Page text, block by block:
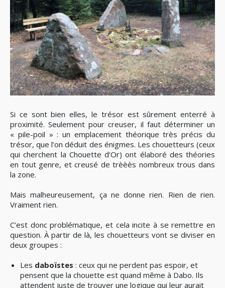
Si ce sont bien elles, le trésor est sûrement enterré à
proximité. Seulement pour creuser, il faut déterminer un
« pile-poil » : un emplacement théorique très précis du
trésor, que l’on déduit des énigmes. Les chouetteurs (ceux
qui cherchent la Chouette d’Or) ont élaboré des théories
en tout genre, et creusé de trèèès nombreux trous dans
la zone.
Mais malheureusement, ça ne donne rien. Rien de rien.
Vraiment rien.
C’est donc problématique, et cela incite à se remettre en
question. À partir de là, les chouetteurs vont se diviser en
deux groupes :
Les daboïstes : ceux qui ne perdent pas espoir, et
pensent que la chouette est quand même à Dabo. Ils
attendent juste de trouver une logique qui leur aurait